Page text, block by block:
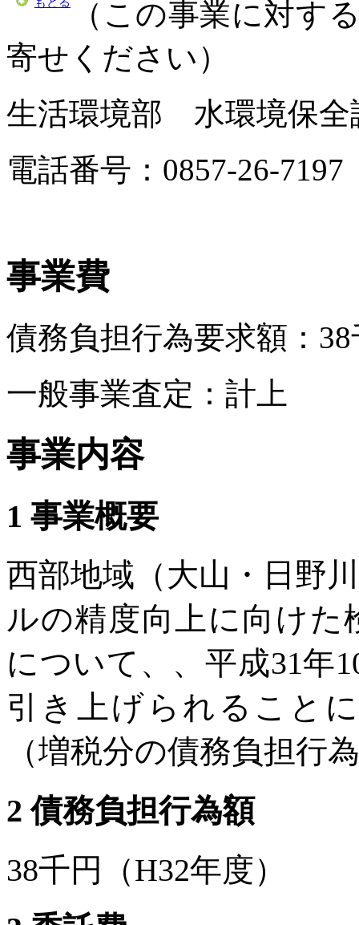
（この事業に対す
寄せください）
生活環境部 水環境保
電話番号：0857-26-7197
事業費
債務負担行為要求額：
一般事業査定：計上
事業内容
1 事業概要
西部地域（大山・日野
ルの精度向上に向けた
について、、平成31年
引き上げられること
（増税分の債務負担行
2 債務負担行為額
38千円（H32年度）